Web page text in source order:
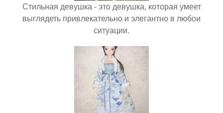
Стильная девушка - это девушка, которая умеет
выглядеть привлекательно и элегантно в любои
ситуации.